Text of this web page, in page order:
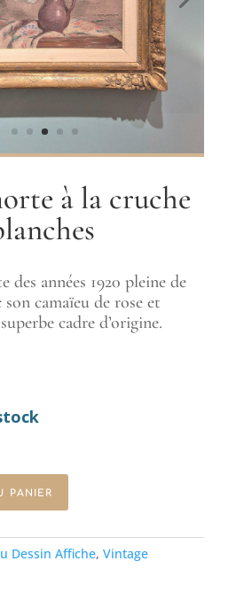
à la cruche
des années 1920 pleine de
camaïeu de rose et
cadre d’origine.
panier
Dessin Affiche, Vintage